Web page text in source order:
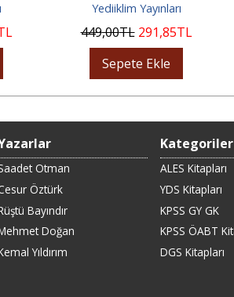
Yediiklim Yayınları
449,00TL 291,85TL
Sepete Ekle
Otman
Öztürk
Bayındır
Doğan
Yıldırım
Kategoriler
ALES Kitapları
YDS Kitapları
KPSS GY GK
KPSS ÖABT
DGS Kitapları